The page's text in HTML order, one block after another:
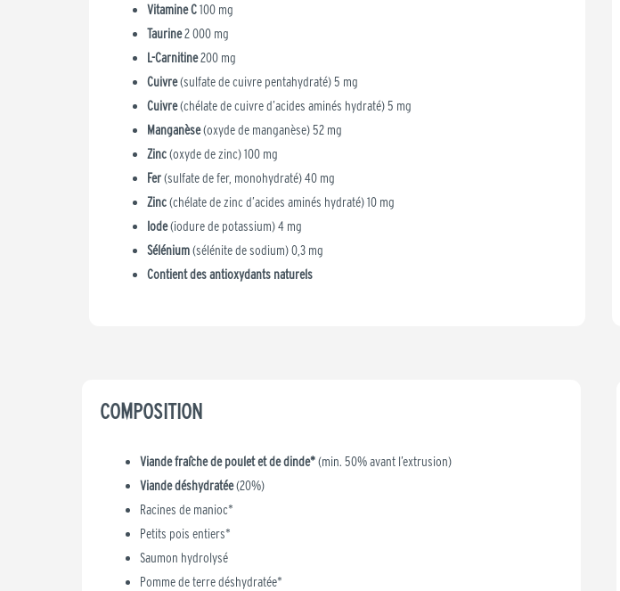
Vitamine C100 mg
Taurine2 000 mg
L-Carnitine200 mg
Cuivre(sulfate de cuivre pentahydraté) 5 mg
Cuivre(chélate de cuivre d’acides aminés hydraté) 5 mg
Manganèse(oxyde de manganèse) 52 mg
Zinc(oxyde de zinc) 100 mg
Fer(sulfate de fer, monohydraté) 40 mg
Zinc(chélate de zinc d’acides aminés hydraté) 10 mg
Iode(iodure de potassium) 4 mg
Sélénium(sélénite de sodium) 0,3 mg
Contient des antioxydants naturels
COMPOSITION
Viande fraîche de poulet et de dinde*(min. 50% avant l’extrusion)
Viande déshydratée(20%)
Racines de manioc*
Petits pois entiers*
Saumon hydrolysé
Pomme de terre déshydratée*